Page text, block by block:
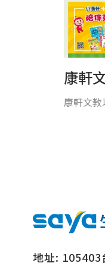
康軒
康軒文教
地址: 105403